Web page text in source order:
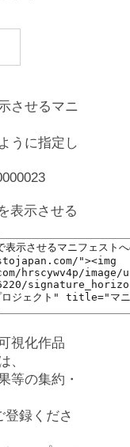
させるマニ
うに指定し
表示させる
視化作品
、
等の集約・
登録くださ